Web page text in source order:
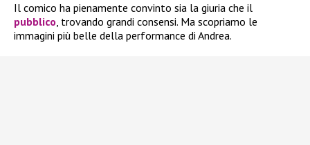
Il comico ha pienamente convinto sia la giuria che il
pubblico, trovando grandi consensi. Ma scopriamo le
immagini più belle della performance di Andrea.